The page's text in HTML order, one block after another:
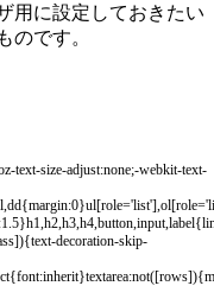
用に設定しておきたい
のです。
-text-size-adjust:none;-webkit-text-
,dd{margin:0}ul[role='list'],ol[role=
1.5}h1,h2,h3,h4,button,input,label{
]){text-decoration-skip-
{font:inherit}textarea:not([rows]){